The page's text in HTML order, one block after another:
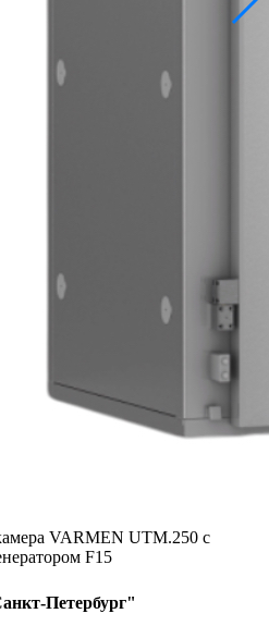
VARMEN UTM.250 с
F15
Петербург"